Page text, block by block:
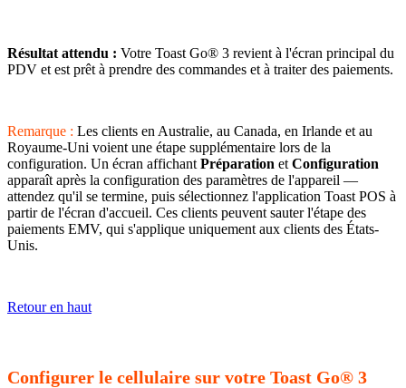
Résultat attendu : Votre Toast Go® 3 revient à l'écran principal du
PDV et est prêt à prendre des commandes et à traiter des paiements.
Remarque : Les clients en Australie, au Canada, en Irlande et au
Royaume-Uni voient une étape supplémentaire lors de la
configuration. Un écran affichant Préparation et Configuration
apparaît après la configuration des paramètres de l'appareil —
attendez qu'il se termine, puis sélectionnez l'application Toast POS à
partir de l'écran d'accueil. Ces clients peuvent sauter l'étape des
paiements EMV, qui s'applique uniquement aux clients des États-
Unis.
Retour en haut
Configurer le cellulaire sur votre Toast Go® 3